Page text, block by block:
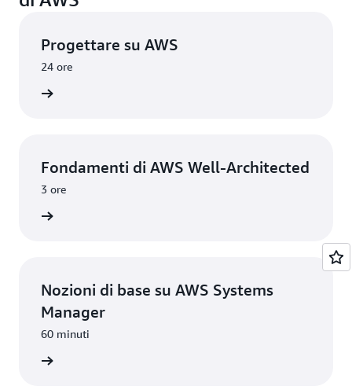
Progettare su AWS
24 ore
Fondamenti di AWS Well-Architected
3 ore
Nozioni di base su AWS Systems
Manager
60 minuti